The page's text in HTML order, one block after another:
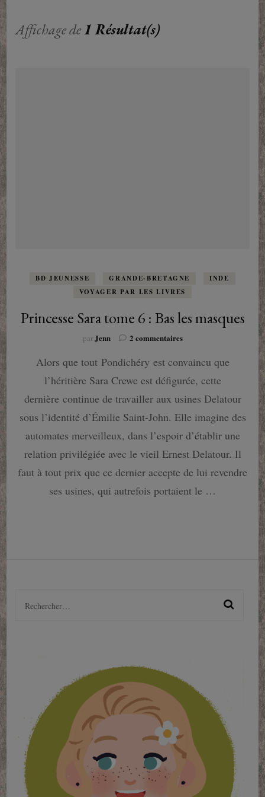
Affichage de1 Résultat(s)
BD JEUNESSE GRANDE-BRETAGNE
INDE
VOYAGER PAR LES LIVRES
Princesse Sara tome 6 : Bas les masques
par Jenn 2 commentairessur
Sara
6
:
les
masques
Alors que tout Pondichéry est convaincu que
l’héritière Sara Crewe est défigurée, cette
dernière continue de travailler aux usines Delatour
sous l’identité d’Émilie Saint-John. Elle imagine des
automates merveilleux, dans l’espoir d’établir une
relation privilégiée avec le vieil Ernest Delatour. Il
faut à tout prix que ce dernier accepte de lui revendre
ses usines, qui autrefois portaient le …
Rechercher :